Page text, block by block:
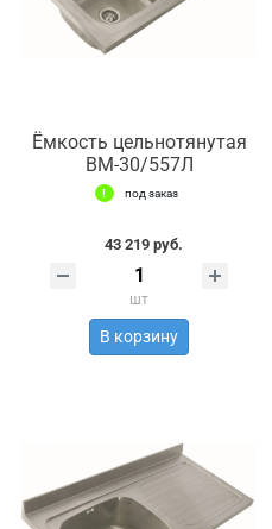
Ёмкость цельнотянутая
ВМ-30/557Л
под заказ
43 219 руб.
шт
В корзину